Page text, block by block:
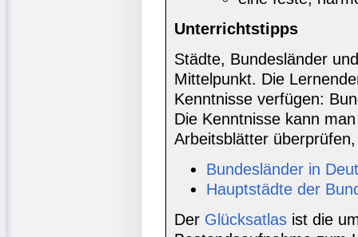
Unterrichtstipps
Städte, Bundesländer
Mittelpunkt. Die
Kenntnisse verfügen:
Die Kenntnisse kann
Arbeitsblätter
Bundesländer in
Hauptstädte der
Der Glücksatlas ist die